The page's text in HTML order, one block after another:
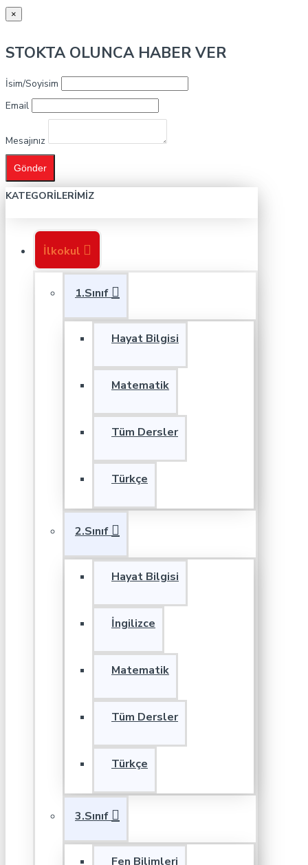
×
STOKTA OLUNCA HABER VER
İsim/Soyisim
Email
Mesajınız
Gönder
KATEGORILERIMIZ
İlkokul
1.Sınıf
Hayat Bilgisi
Matematik
Tüm Dersler
Türkçe
2.Sınıf
Hayat Bilgisi
İngilizce
Matematik
Tüm Dersler
Türkçe
3.Sınıf
Fen Bilimleri